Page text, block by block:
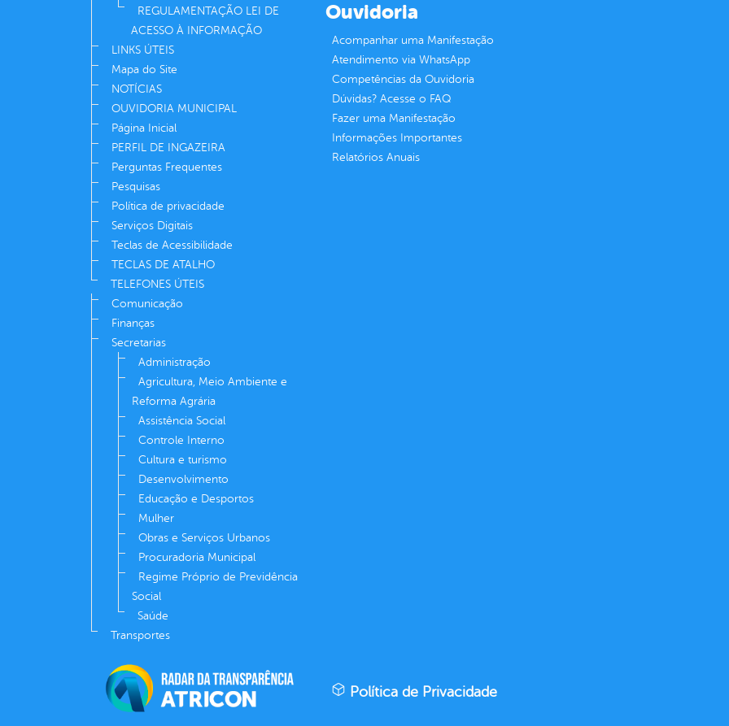
REGULAMENTAÇÃO LEI DE
ACESSO À INFORMAÇÃO
LINKS ÚTEIS
Mapa do Site
NOTÍCIAS
OUVIDORIA MUNICIPAL
Página Inicial
PERFIL DE INGAZEIRA
Perguntas Frequentes
Pesquisas
Política de privacidade
Serviços Digitais
Teclas de Acessibilidade
TECLAS DE ATALHO
TELEFONES ÚTEIS
Comunicação
Finanças
Secretarias
Administração
Agricultura, Meio Ambiente e
Reforma Agrária
Assistência Social
Controle Interno
Cultura e turismo
Desenvolvimento
Educação e Desportos
Mulher
Obras e Serviços Urbanos
Procuradoria Municipal
Regime Próprio de Previdência
Social
Saúde
Transportes
Ouvidoria
Acompanhar uma Manifestação
Atendimento via WhatsApp
Competências da Ouvidoria
Dúvidas? Acesse o FAQ
Fazer uma Manifestação
Informações Importantes
Relatórios Anuais
Política de Privacidade